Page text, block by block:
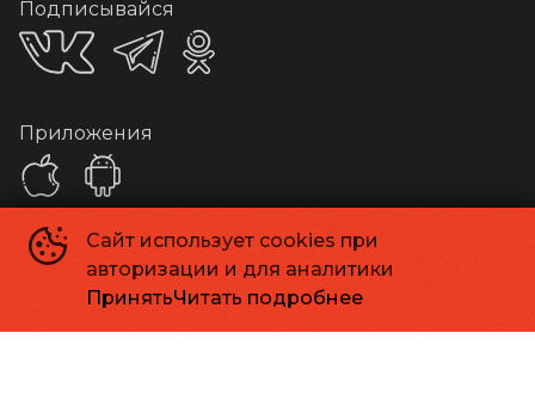
Сайт использует cookies при
авторизации и для аналитики
ПринятьЧитать подробнее
Подписывайся
Приложения
Способы оплаты